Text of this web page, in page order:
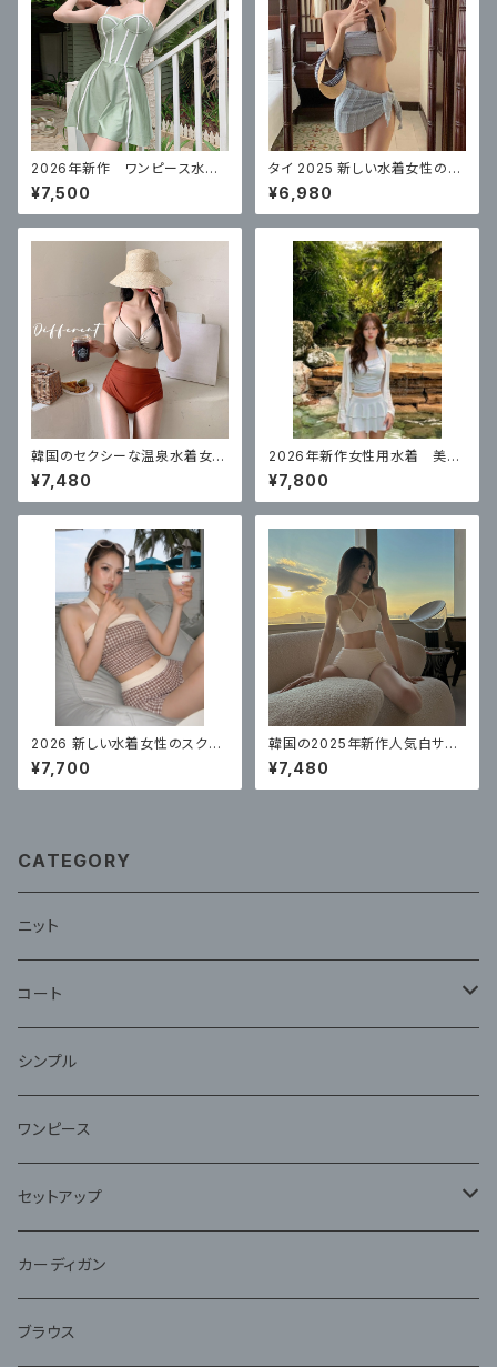
2026年新作 ワンピース水
着 体型カバー
¥7,500
タイ 2025 新しい水着女性のハ
イエンドで美しいビキニ 3 点セ
ット無地プリーツ
¥6,980
韓国のセクシーな温泉水着女性
のための 新しいスプリットハイ
ウエストビキニ
¥7,480
2026年新作女性用水着 美し
いスプリットスカート 体型カバ
ー
¥7,800
2026 新しい水着女性のスクエ
アアングル高品質リゾート美しい
スプリット水着スパチェック柄
¥7,700
韓国の2025年新作人気白サス
ペンダー水着女性用ハイウエス
ト無地ビキニ、美しくセクシーな
温泉衣装
¥7,480
CATEGORY
ニット
コート
ファー
シンプル
ワンピース
セットアップ
ジャケット
アンサンブル
カーディガン
ブラウス